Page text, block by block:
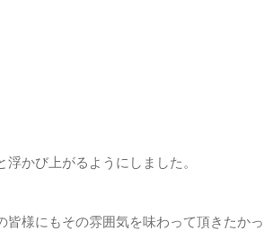
かび上がるようにしました。
様にもその雰囲気を味わって頂きたかっ